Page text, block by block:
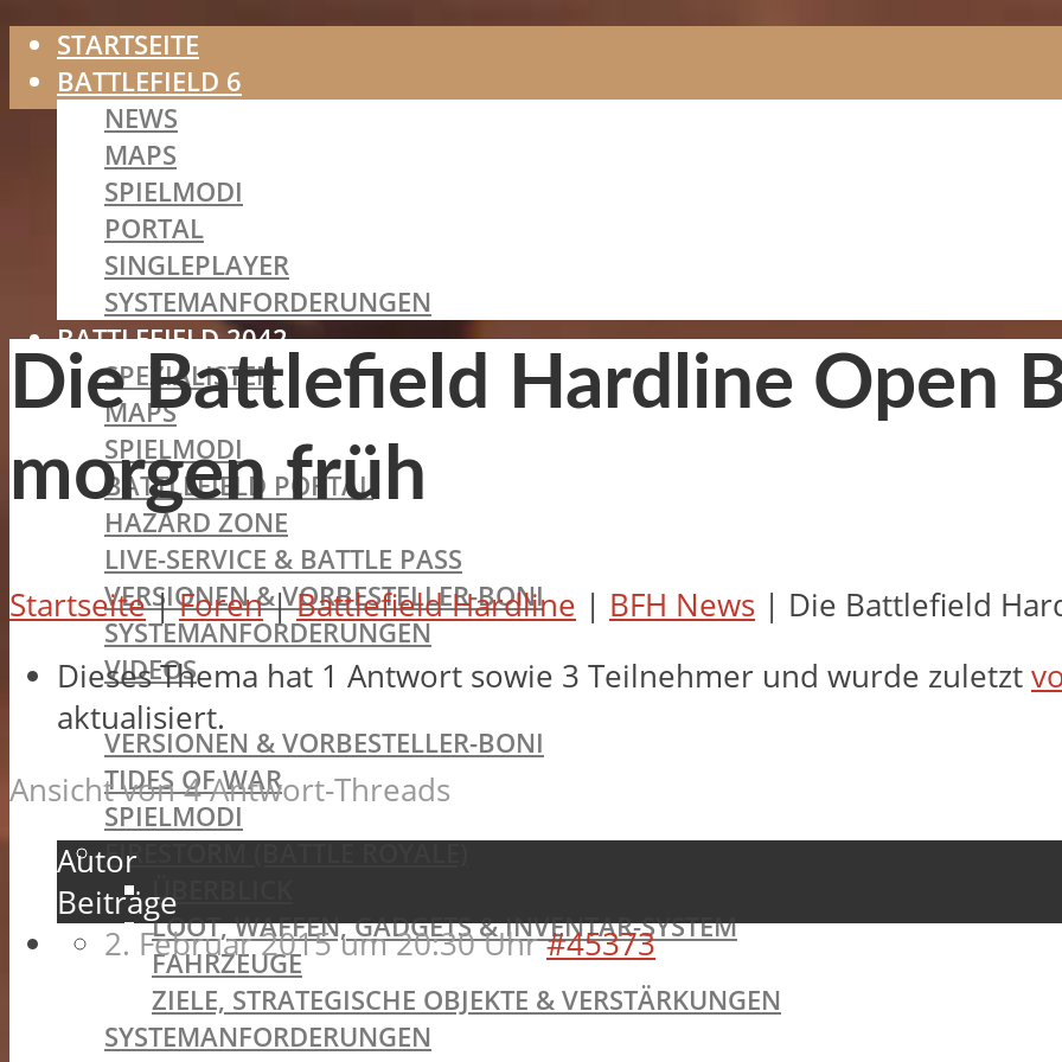
STARTSEITE
BATTLEFIELD 6
NEWS
MAPS
SPIELMODI
PORTAL
SINGLEPLAYER
SYSTEMANFORDERUNGEN
BATTLEFIELD 2042
SPEZIALISTEN
MAPS
SPIELMODI
BATTLEFIELD PORTAL
HAZARD ZONE
LIVE-SERVICE & BATTLE PASS
VERSIONEN & VORBESTELLER-BONI
SYSTEMANFORDERUNGEN
VIDEOS
BATTLEFIELD V
VERSIONEN & VORBESTELLER-BONI
TIDES OF WAR
SPIELMODI
FIRESTORM (BATTLE ROYALE)
ÜBERBLICK
LOOT, WAFFEN, GADGETS & INVENTAR-SYSTEM
FAHRZEUGE
ZIELE, STRATEGISCHE OBJEKTE & VERSTÄRKUNGEN
SYSTEMANFORDERUNGEN
Die Battlefield Hardline Open
morgen früh
Startseite |Foren |Battlefield Hardline | BFH News | Die Battlefield
Dieses Thema hat 1 Antwort sowie 3 Teilnehmer und wurde zuletzt
aktualisiert.
Ansicht von 4 Antwort-Threads
Autor
Beiträge
2. Februar 2015 um 20:30 Uhr #45373